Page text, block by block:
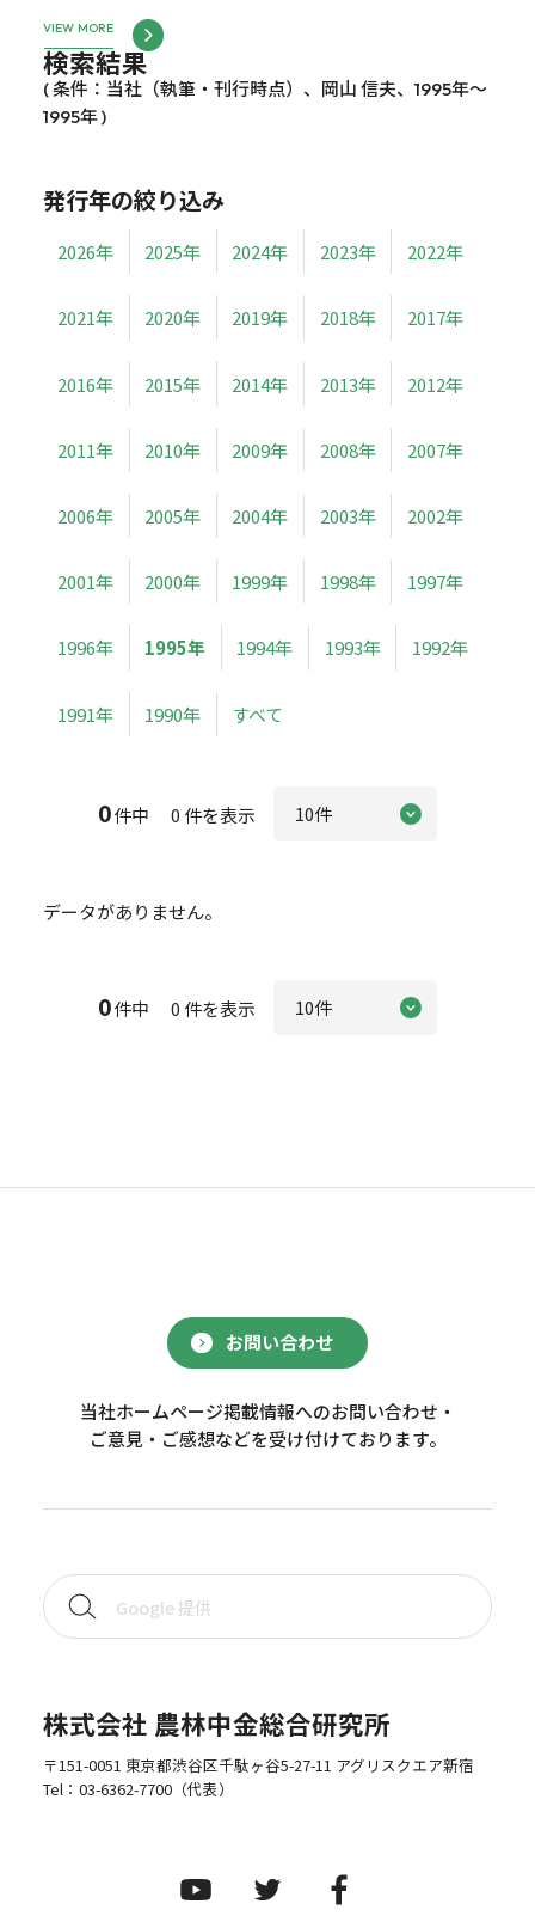
VIEW MORE
検索結果
( 条件：当社（執筆・刊行時点）、岡山 信夫、1995年～
1995年 )
発行年の絞り込み
2026年 2025年 2024年 2023年 2022年
2021年 2020年 2019年 2018年 2017年
2016年 2015年 2014年 2013年 2012年
2011年 2010年 2009年 2008年 2007年
2006年 2005年 2004年 2003年 2002年
2001年 2000年 1999年 1998年 1997年
1996年 1995年 1994年 1993年 1992年
1991年 1990年 すべて
0件中 0 件を表示
データがありません。
0件中 0 件を表示
お問い合わせ
当社ホームページ掲載情報へのお問い合わせ・
ご意見・ご感想などを受け付けております。
株式会社 農林中金総合研究所
〒151-0051 東京都渋谷区千駄ヶ谷5-27-11 アグリスクエア新宿
Tel： 03-6362-7700（代表）